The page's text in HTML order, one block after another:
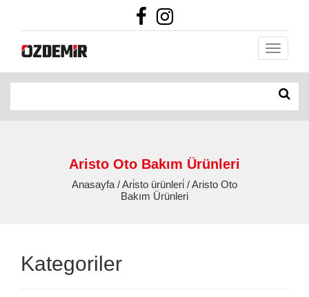
Aristo Oto Bakım Ürünleri
Anasayfa / Ari̇sto ürünleri̇ / Aristo Oto
Bakım Ürünleri
Kategoriler